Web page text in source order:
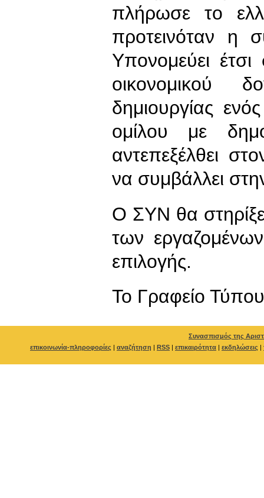
πλήρωσε το
προτεινόταν η
Υπονομεύει
οικονομικού
δημιουργίας
ομίλου με
αντεπεξέλθει
να συμβάλλει
Ο ΣΥΝ θα
των
επιλογής.
To Γραφείο Τύπου
Συνασπισμός της
επικοινωνία-πληροφορίες | αναζήτηση | RSS | επικαιρότητα | εκδηλώσεις |